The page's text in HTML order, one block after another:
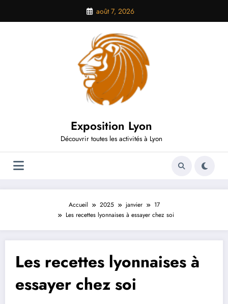
contenu
août 7, 2026
Exposition Lyon
Découvrir toutes les activités à Lyon
Accueil 2025 janvier
17
Les recettes lyonnaises à essayer chez soi
Les recettes lyonnaises à
essayer chez soi